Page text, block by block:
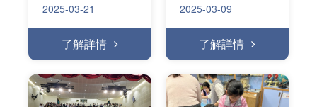
2025-03-21
了解詳情
2025-03-09
了解詳情